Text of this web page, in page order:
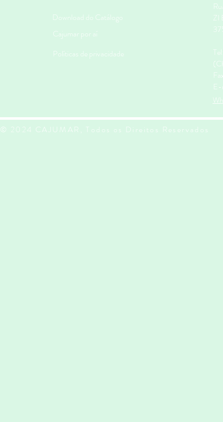
Download do Catálogo
Cajumar por aí
Políticas de privacidade
ZI
© 2024 CAJUMAR, Todos os Direitos Reservados